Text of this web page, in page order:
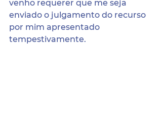
venho requerer que me seja
enviado o julgamento do recurso
por mim apresentado
tempestivamente.